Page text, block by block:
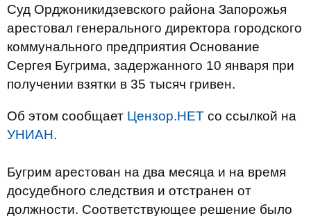
Суд Орджоникидзевского района Запорожья
арестовал генерального директора городского
коммунального предприятия Основание
Сергея Бугрима, задержанного 10 января при
получении взятки в 35 тысяч гривен.
Об этом сообщает Цензор.НЕТ со ссылкой на
УНИАН.
Бугрим арестован на два месяца и на время
досудебного следствия и отстранен от
должности. Соответствующее решение было